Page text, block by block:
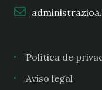
Política de
Aviso legal